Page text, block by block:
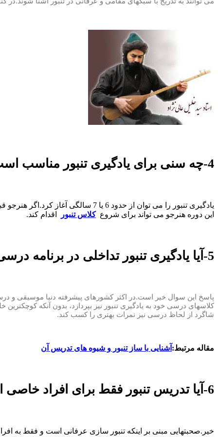
4-چه سنی برای یادگیری تنبور مناسب است؟
یادگیری تنبور را می توان از حدود 6 یا 7 سالگی آغاز کرد.اگر هنرجو قبل از آن یک دوره
این دوره هنرجو می تواند برای شروعکلاس تنبور اقدام کند.
5-آیا یادگیری تنبور تداخلی در برنامه درسی دانش آموزان ایجاد می کند؟
پاسخ این سوال خیر است.در اکثر کشورهای پیشرفته دنیا موسیقی و
کلاسهای درسی خود به یادگیری تنبور نیز بپردازد، بدون آنکه
شاگرد از لحاظ درسی نیز نمرات بهتری را کسب کند.
مقاله مرتبط: آشنایی با ساز تنبور و شیوه های تدریس آن
6-آیا تدریس تنبور فقط برای افراد خاصی انجام می شود؟
خیر.صحبتهایی مبنی بر اینکه تنبور سازی عرفانی است و فقط به